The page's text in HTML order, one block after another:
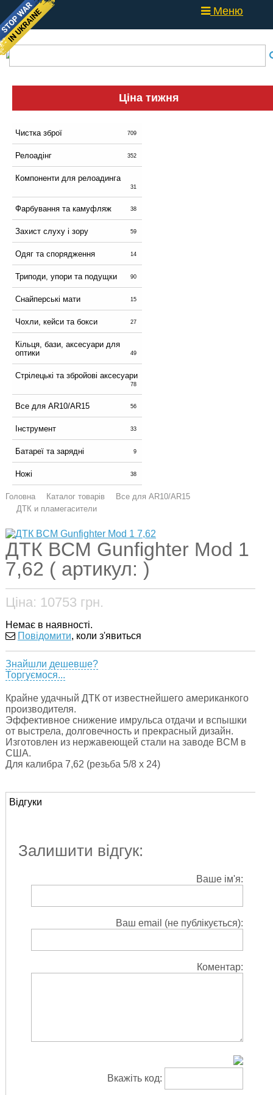
Меню
Ціна тижня
Чистка зброї 709
Релоадінг 352
Компоненти для релоадинга
31
Фарбування та камуфляж 38
Захист слуху і зору 59
Одяг та спорядження 14
Триподи, упори та подущки 90
Снайперські мати 15
Чохли, кейси та бокси 27
Кільця, бази, аксесуари для
оптики
49
Стрілецькі та збройові аксесуари
78
Все для AR10/AR15 56
Інструмент 33
Батареї та зарядні 9
Ножі 38
Головна Каталог товарів
Все для AR10/AR15
ДТК и пламегасители
ДТК BCM Gunfighter Mod 1
7,62 ( артикул: )
Ціна: 10753 грн.
Немає в наявності.
Повідомити, коли з'явиться
Знайшли дешевше?
Торгуємося...
Крайне удачный ДТК от известнейшего американкого
производителя.
Эффективное снижение имрульса отдачи и вспышки
от выстрела, долговечность и прекрасный дизайн.
Изготовлен из нержавеющей стали на заводе BCM в
США.
Для калибра 7,62 (резьба 5/8 х 24)
Відгуки
Залишити відгук:
Ваше ім'я:
Ваш email (не публікується):
Коментар:
Вкажіть код: